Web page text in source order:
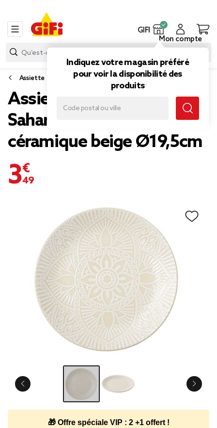
GIFI
Indiquez votre magasin préféré
pour voir la disponibilité des
produits
Mon compte
Assiette
Assiette plate ronde
Sahara arabesque
céramique beige Ø19,5cm
3,49 €
🎁 Offre spéciale VIP : 2 +1 offert !